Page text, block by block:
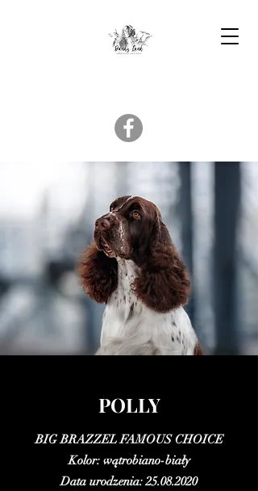
POLLY
BIG BRAZZEL FAMOUS CHOICE
Kolor: wątrobiano-biały
Data urodzenia:25.08.2020